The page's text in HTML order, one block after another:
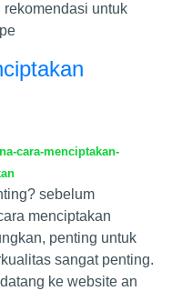
untuk
cara-menciptakan-
sebelum
menciptakan
penting untuk
sangat penting.
ke website an